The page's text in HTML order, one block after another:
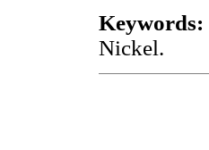
Keywords:
Nickel.